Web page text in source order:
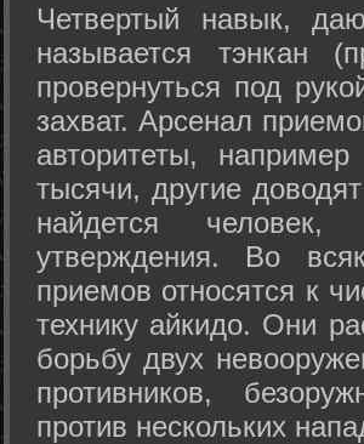
Четвертый навык,
называется тэнкан
провернуться под
захват. Арсенал
авторитеты,
тысячи, другие
найдется человек,
утверждения. Во
приемов относятся к
технику айкидо. Они
борьбу двух
противников,
против нескольких